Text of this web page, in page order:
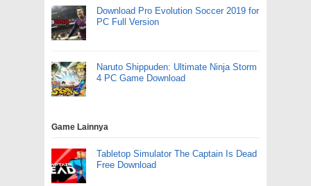
Download Pro Evolution Soccer 2019 for
PC Full Version
Naruto Shippuden: Ultimate Ninja Storm
4 PC Game Download
Game Lainnya
Tabletop Simulator The Captain Is Dead
Free Download